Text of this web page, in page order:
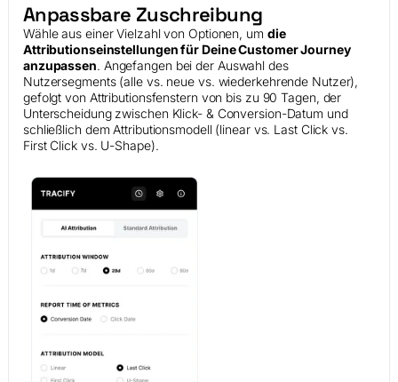
Anpassbare Zuschreibung
Wähle aus einer Vielzahl von Optionen, um die
Attributionseinstellungen für Deine Customer Journey
anzupassen. Angefangen bei der Auswahl des
Nutzersegments (alle vs. neue vs. wiederkehrende Nutzer),
gefolgt von Attributionsfenstern von bis zu 90 Tagen, der
Unterscheidung zwischen Klick- & Conversion-Datum und
schließlich dem Attributionsmodell (linear vs. Last Click vs.
First Click vs. U-Shape).